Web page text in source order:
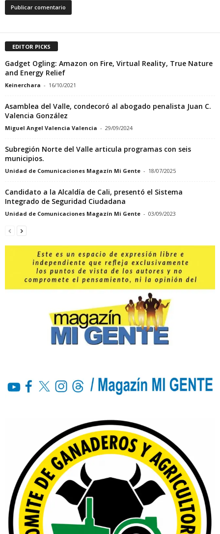
EDITOR PICKS
Gadget Ogling: Amazon on Fire, Virtual Reality, True Nature
and Energy Relief
Keinerchara - 16/10/2021
Asamblea del Valle, condecoró al abogado penalista Juan C.
Valencia González
Miguel Angel Valencia Valencia - 29/09/2024
Subregión Norte del Valle articula programas con seis
municipios.
Unidad de Comunicaciones Magazín Mi Gente - 18/07/2025
Candidato a la Alcaldía de Cali, presentó el Sistema
Integrado de Seguridad Ciudadana
Unidad de Comunicaciones Magazín Mi Gente - 03/09/2023